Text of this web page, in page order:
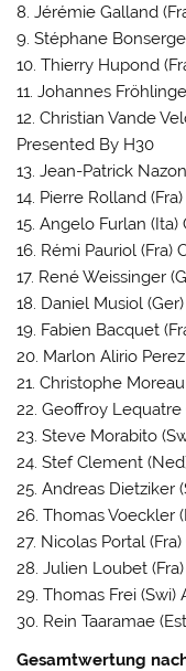
8. Jérémie Galland
9. Stéphane
10. Thierry Hupond
11. Johannes
12. Christian Vande
Presented By H30
13. Jean-Patrick
14. Pierre Rolland
15. Angelo Furlan
16. Rémi Pauriol (Fra)
17. René Weissinger
18. Daniel Musiol
19. Fabien Bacquet
20. Marlon Alirio
21. Christophe
22. Geoffroy Lequatre
23. Steve Morabito
24. Stef Clement
25. Andreas Dietziker
26. Thomas Voeckler
27. Nicolas Portal
28. Julien Loubet
29. Thomas Frei (Swi)
30. Rein Taaramae
Gesamtwertung